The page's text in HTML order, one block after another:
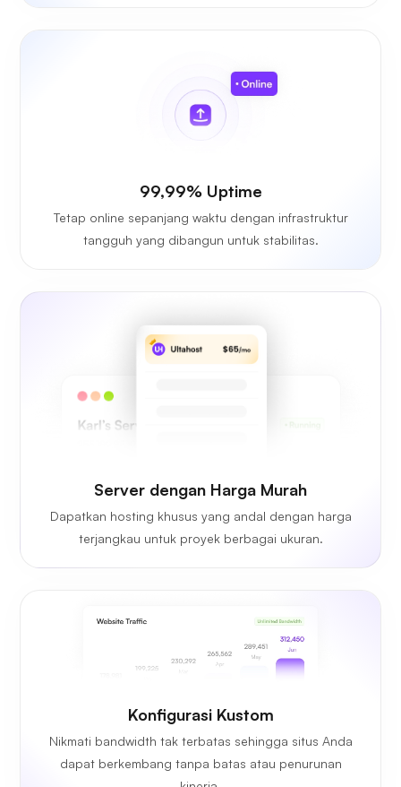
99,99% Uptime
Tetap online sepanjang waktu dengan infrastruktur
tangguh yang dibangun untuk stabilitas.
Server dengan Harga Murah
Dapatkan hosting khusus yang andal dengan harga
terjangkau untuk proyek berbagai ukuran.
Konfigurasi Kustom
Nikmati bandwidth tak terbatas sehingga situs Anda
dapat berkembang tanpa batas atau penurunan